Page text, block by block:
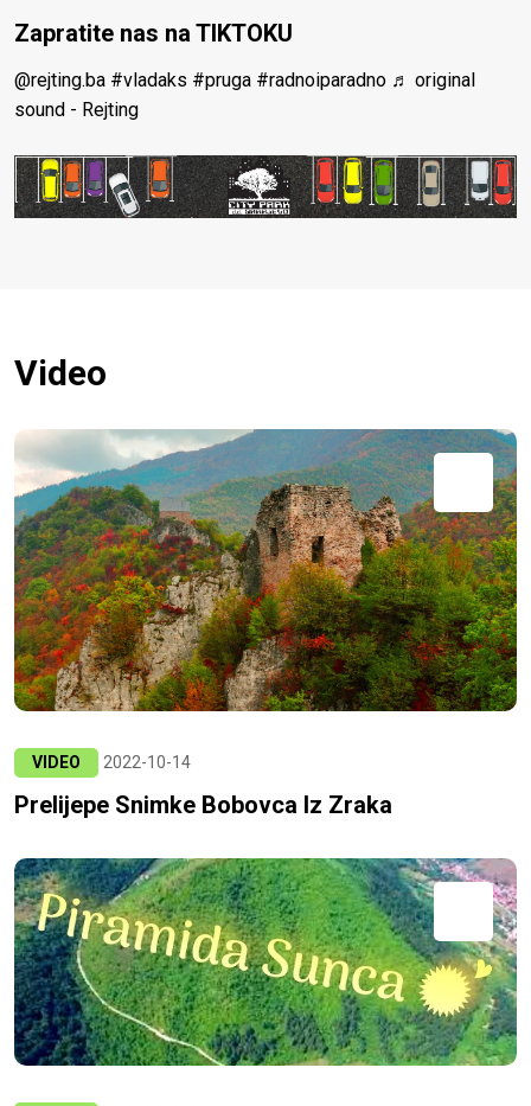
Zapratite nas na TIKTOKU
@rejting.ba #vladaks #pruga #radnoiparadno ♬ original
sound - Rejting
Video
VIDEO 2022-10-14
Prelijepe Snimke Bobovca Iz Zraka